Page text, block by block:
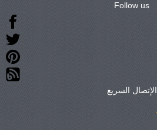
Follow us
الإتصال السريع